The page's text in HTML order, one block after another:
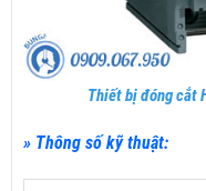
Thiết bị đóng cắt
» Thông số kỹ thuật: